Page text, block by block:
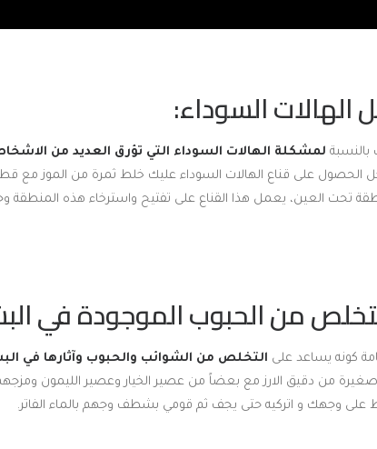
بالنسبة لمشكلة الهالات السوداء التي تؤرق العديد من
الحصول على قناع الهالات السوداء عليك خلط ثمرة من الموز مع
تحت العين، يعمل هذا القناع على تفتيح واسترخاء هذه المنطقة
كونه يساعد على التخلص من الشوائب والحبوب وآثارها في
من دقيق الارز مع بعضاً من عصير الخيار وعصير الليمون
على وجهك و اتركيه حتى يجف ثم قومي بشطف وجهم بالماء الفاتر.